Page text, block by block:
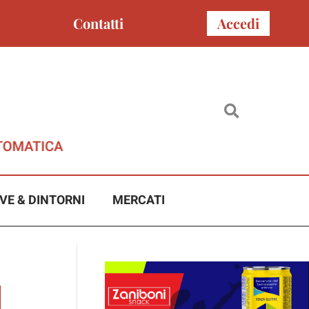
Contatti Accedi
& DINTORNI MERCATI